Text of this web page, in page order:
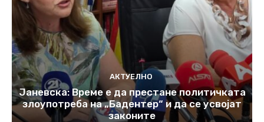
АКТУЕЛНО
Јаневска: Време е да престане политичката
злоупотреба на „Бадентер“ и да се усвојат
законите